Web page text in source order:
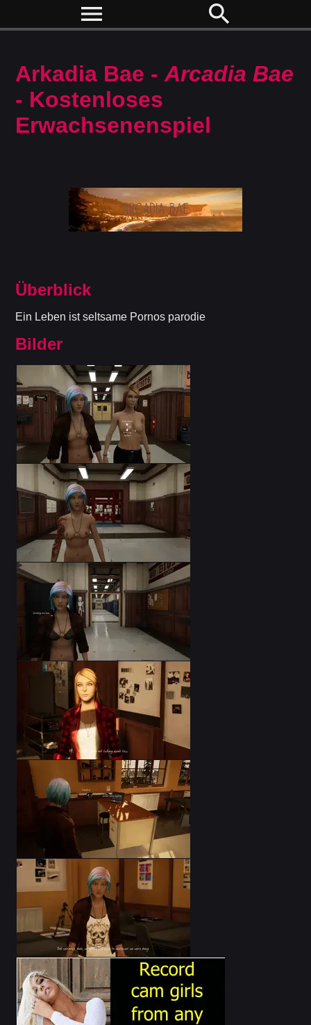
menu search
Arkadia Bae -Arcadia Bae
- Kostenloses
Erwachsenenspiel
Überblick
Ein Leben ist seltsame Pornos parodie
Bilder